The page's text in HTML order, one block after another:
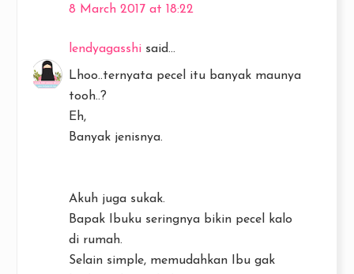
8 March 2017 at 18:22
lendyagasshi said...
Lhoo..ternyata pecel itu banyak maunya
tooh..?
Eh,
Banyak jenisnya.
Akuh juga sukak.
Bapak Ibuku seringnya bikin pecel kalo
di rumah.
Selain simple, memudahkan Ibu gak